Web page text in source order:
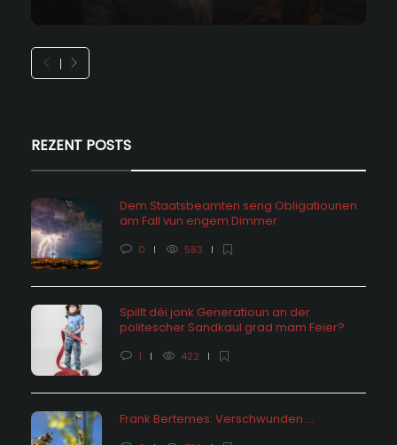
REZENT POSTS
Dem Staatsbeamten seng Obligatiounen
am Fall vun engem Dimmer
0 583
Spillt déi jonk Generatioun an der
politescher Sandkaul grad mam Feier?
1 422
Frank Bertemes: Verschwunden….